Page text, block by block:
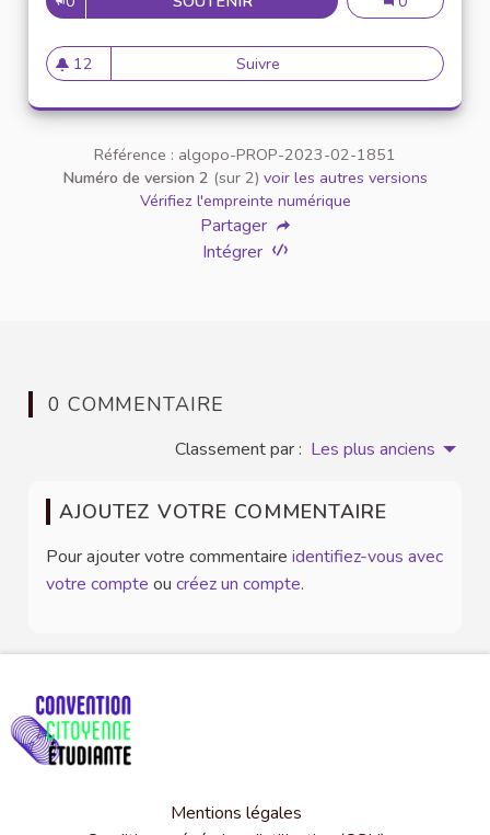
12
12 abonnés
Suivre
Référence : algopo-PROP-2023-02-1851
Numéro de version 2 (sur 2) voir les autres versions
Vérifiez l'empreinte numérique
Partager
Intégrer
0 COMMENTAIRE
Classement par : Les plus anciens
AJOUTEZ VOTRE COMMENTAIRE
Pour ajouter votre commentaire identifiez-vous avec
votre compte ou créez un compte.
Mentions légales